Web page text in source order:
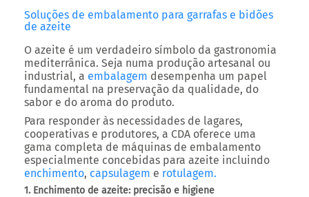
Soluções de embalamento para garrafas e bidões
de azeite
O azeite é um verdadeiro símbolo da gastronomia
mediterrânica. Seja numa produção artesanal ou
industrial, a embalagem desempenha um papel
fundamental na preservação da qualidade, do
sabor e do aroma do produto.
Para responder às necessidades de lagares,
cooperativas e produtores, a CDA oferece uma
gama completa de máquinas de embalamento
especialmente concebidas para azeite incluindo
enchimento, capsulagem e rotulagem.
1. Enchimento de azeite: precisão e higiene